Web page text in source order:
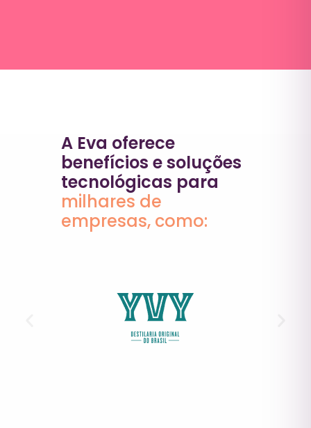
A Eva oferece
benefícios e soluções
tecnológicas para
milhares de
empresas, como: